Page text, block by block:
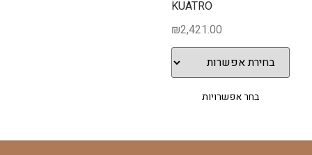
KUATRO
₪2,421.00
בחר אפשרויות